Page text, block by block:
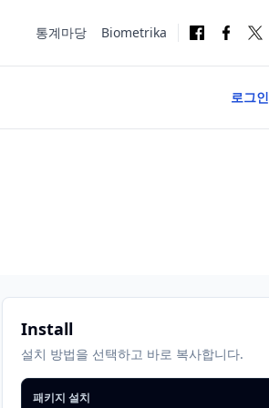
통계마당 Biometrika
로그인
Install
설치 방법을 선택하고 바로 복사합니다.
패키지 설치